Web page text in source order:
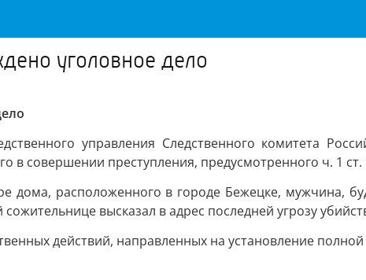
уголовное дело
управления Следственного комитета
совершении преступления, предусмотренного ч. 1 ст.
дома, расположенного в городе Бежецке, мужчина,
высказал в адрес последней угрозу
действий, направленных на установление